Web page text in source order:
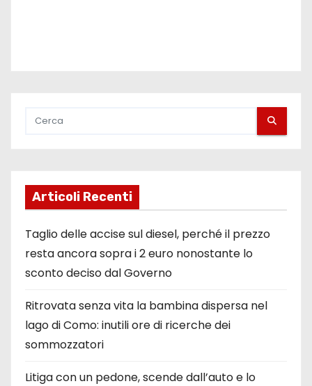
Articoli Recenti
Taglio delle accise sul diesel, perché il prezzo
resta ancora sopra i 2 euro nonostante lo
sconto deciso dal Governo
Ritrovata senza vita la bambina dispersa nel
lago di Como: inutili ore di ricerche dei
sommozzatori
Litiga con un pedone, scende dall’auto e lo